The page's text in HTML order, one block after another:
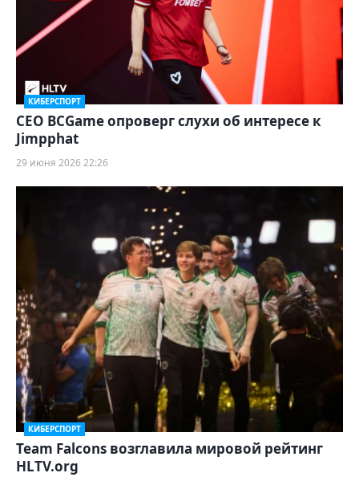
КИБЕРСПОРТ
CEO BCGame опроверг слухи об интересе к
Jimpphat
29 июня 2026 22:26
КИБЕРСПОРТ
Team Falcons возглавила мировой рейтинг
HLTV.org